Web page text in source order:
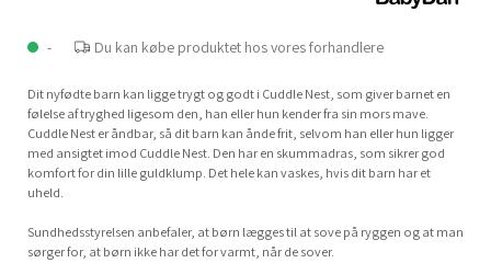
- Du kan købe produktet hos vores forhandlere
Dit nyfødte barn kan ligge trygt og godt i Cuddle Nest, som giver barnet en
følelse af tryghed ligesom den, han eller hun kender fra sin mors mave.
Cuddle Nest er åndbar, så dit barn kan ånde frit, selvom han eller hun ligger
med ansigtet imod Cuddle Nest. Den har en skummadras, som sikrer god
komfort for din lille guldklump. Det hele kan vaskes, hvis dit barn har et
uheld.
Sundhedsstyrelsen anbefaler, at børn lægges til at sove på ryggen og at man
sørger for, at børn ikke har det for varmt, når de sover.